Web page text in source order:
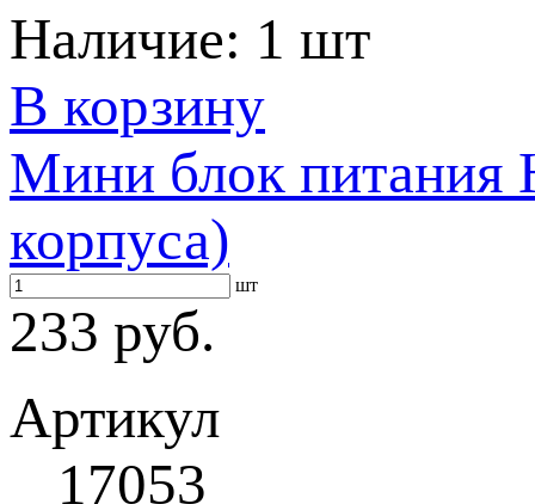
Наличие: 1 шт
В корзину
Мини блок питания
корпуса)
шт
233 руб.
Артикул
17053